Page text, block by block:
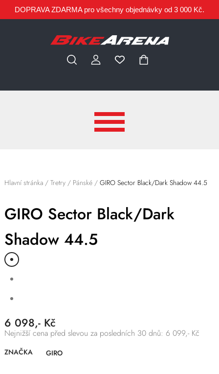
DOPRAVA ZDARMA pro všechny objednávky od 3 000 Kč.
Hlavní stránka/ Tretry/ Pánské/ GIRO Sector Black/Dark Shadow 44.5
GIRO Sector Black/Dark
Shadow 44.5
6 098,- Kč
Nejnižší cena před slevou za posledních 30 dnů: 6 099,- Kč
ZNAČKA GIRO